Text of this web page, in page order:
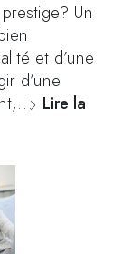
Un
et d’une
d’une
Lire la